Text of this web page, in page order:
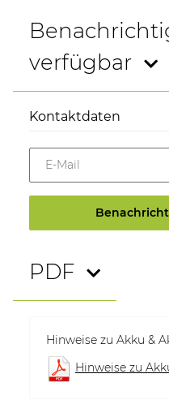
verfügbar
Kontaktdaten
E-Mail
PDF
Hinweise zu Akku &
Hinweise zu